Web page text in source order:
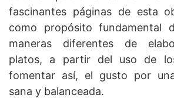
fascinantes páginas de esta
como propósito fundamental
maneras diferentes de
platos, a partir del uso de
fomentar así, el gusto por
sana y balanceada.